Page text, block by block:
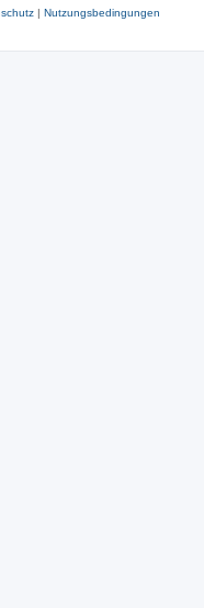
| Nutzungsbedingungen